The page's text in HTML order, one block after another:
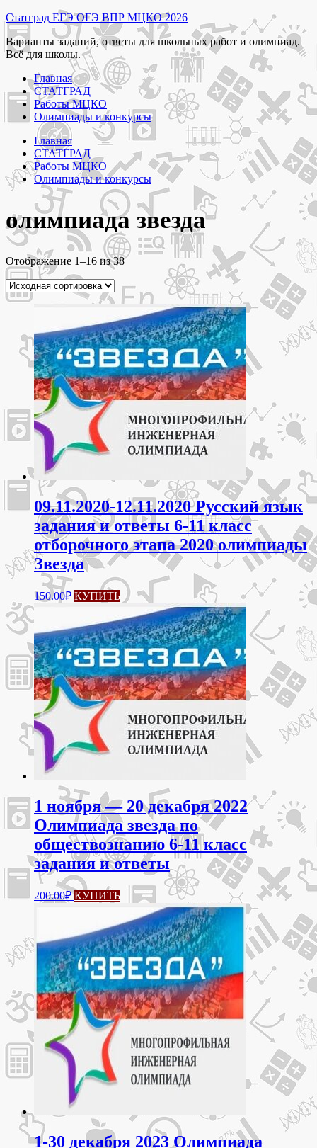
Перейти
к
содержимому
Статград ЕГЭ ОГЭ ВПР МЦКО 2026
Варианты заданий, ответы для школьных работ и олимпиад.
Всё для школы.
Главная
СТАТГРАД
Работы МЦКО
Олимпиады и конкурсы
Главная
СТАТГРАД
Работы МЦКО
Олимпиады и конкурсы
олимпиада звезда
Отображение 1–16 из 38
09.11.2020-12.11.2020 Русский язык
задания и ответы 6-11 класс
отборочного этапа 2020 олимпиады
Звезда
150.00₽ КУПИТЬ
1 ноября — 20 декабря 2022
Олимпиада звезда по
обществознанию 6-11 класс
задания и ответы
200.00₽ КУПИТЬ
1-30 декабря 2023 Олимпиада